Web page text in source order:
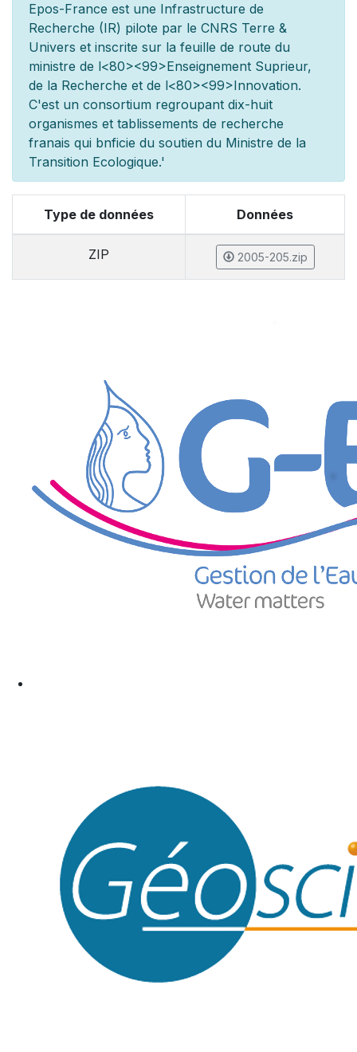
Epos-France est une Infrastructure de
Recherche (IR) pilote par le CNRS Terre &
Univers et inscrite sur la feuille de route du
ministre de l<80><99>Enseignement Suprieur,
de la Recherche et de l<80><99>Innovation.
C'est un consortium regroupant dix-huit
organismes et tablissements de recherche
franais qui bnficie du soutien du Ministre de la
Transition Ecologique.'
Type de données Données
ZIP 2005-205.zip